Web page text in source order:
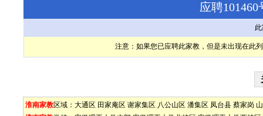
应聘
注意：如果您已应聘此家教，但是未出现在此
淮南家教区域： 大通区 田家庵区 谢家集区 八公山区 潘集区 凤台县 蔡家岗